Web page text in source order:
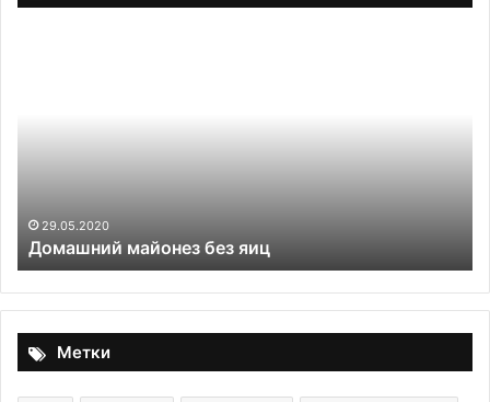
Грибной террин
Метки